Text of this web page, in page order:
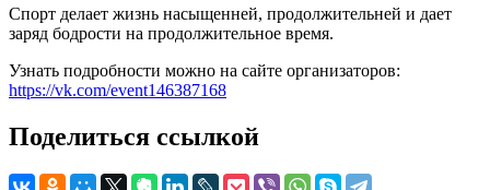
Спорт делает жизнь насыщенней, продолжительней и дает
заряд бодрости на продолжительное время.
Узнать подробности можно на сайте организаторов:
https://vk.com/event146387168
Поделиться ссылкой